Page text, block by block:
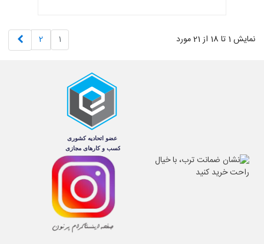
نمایش 1 تا 18 از 21 مورد 1
2